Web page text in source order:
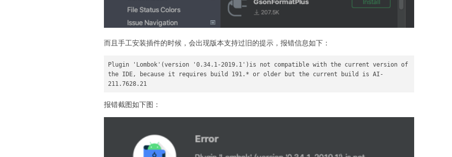
而且手工安装插件的时候，会出现版本支持过旧的提示，报错信息如下：
Plugin 'Lombok'(version '0.34.1-2019.1')is not compatible with the current version of
the IDE, because it requires build 191.* or older but the current build is AI-
211.7628.21
报错截图如下图：